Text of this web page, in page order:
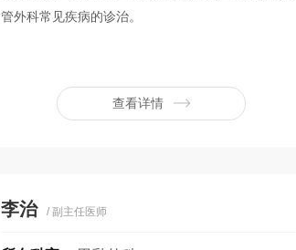
管外科常见疾病的诊治。
查看详情
李治 / 副主任医师